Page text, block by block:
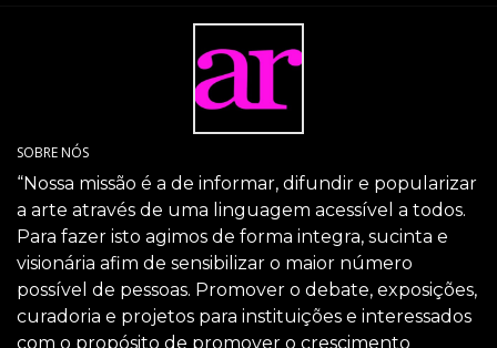
SOBRE NÓS
“Nossa missão é a de informar, difundir e popularizar
a arte através de uma linguagem acessível a todos.
Para fazer isto agimos de forma integra, sucinta e
visionária afim de sensibilizar o maior número
possível de pessoas. Promover o debate, exposições,
curadoria e projetos para instituições e interessados
com o propósito de promover o crescimento